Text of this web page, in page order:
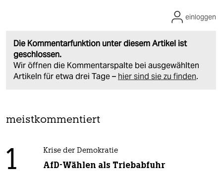
Die Kommentarfunktion unter diesem Artikel ist
geschlossen.
Wir öffnen die Kommentarspalte bei ausgewählten
Artikeln für etwa drei Tage – hier sind sie zu finden.
einloggen
meistkommentiert
1 Krise der Demokratie
AfD-Wählen als Triebabfuhr